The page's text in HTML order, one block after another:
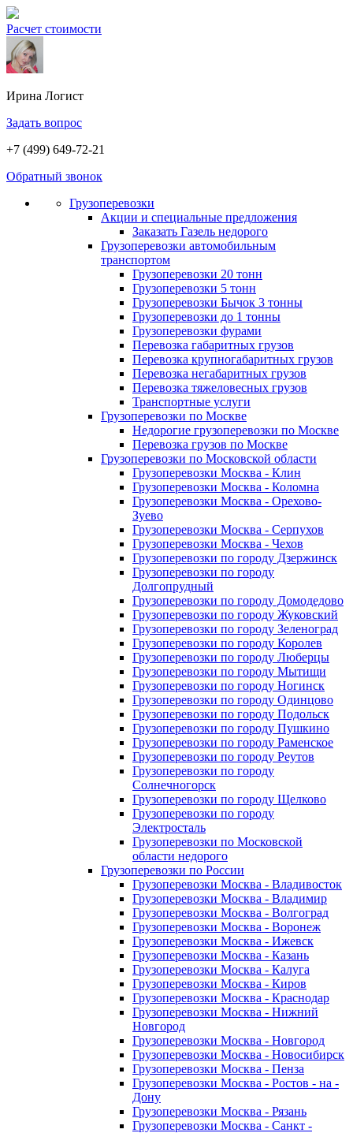
Расчет стоимости
Ирина Логист
Задать вопрос
+7 (499) 649-72-21
Обратный звонок
Грузоперевозки
Акции и специальные предложения
Заказать Газель недорого
Грузоперевозки автомобильным
транспортом
Грузоперевозки 20 тонн
Грузоперевозки 5 тонн
Грузоперевозки Бычок 3 тонны
Грузоперевозки до 1 тонны
Грузоперевозки фурами
Перевозка габаритных грузов
Перевозка крупногабаритных грузов
Перевозка негабаритных грузов
Перевозка тяжеловесных грузов
Транспортные услуги
Грузоперевозки по Москве
Недорогие грузоперевозки по Москве
Перевозка грузов по Москве
Грузоперевозки по Московской области
Грузоперевозки Москва - Клин
Грузоперевозки Москва - Коломна
Грузоперевозки Москва - Орехово-
Зуево
Грузоперевозки Москва - Серпухов
Грузоперевозки Москва - Чехов
Грузоперевозки по городу Дзержинск
Грузоперевозки по городу
Долгопрудный
Грузоперевозки по городу Домодедово
Грузоперевозки по городу Жуковский
Грузоперевозки по городу Зеленоград
Грузоперевозки по городу Королев
Грузоперевозки по городу Люберцы
Грузоперевозки по городу Мытищи
Грузоперевозки по городу Ногинск
Грузоперевозки по городу Одинцово
Грузоперевозки по городу Подольск
Грузоперевозки по городу Пушкино
Грузоперевозки по городу Раменское
Грузоперевозки по городу Реутов
Грузоперевозки по городу
Солнечногорск
Грузоперевозки по городу Щелково
Грузоперевозки по городу
Электросталь
Грузоперевозки по Московской
области недорого
Грузоперевозки по России
Грузоперевозки Москва - Владивосток
Грузоперевозки Москва - Владимир
Грузоперевозки Москва - Волгоград
Грузоперевозки Москва - Воронеж
Грузоперевозки Москва - Ижевск
Грузоперевозки Москва - Казань
Грузоперевозки Москва - Калуга
Грузоперевозки Москва - Киров
Грузоперевозки Москва - Краснодар
Грузоперевозки Москва - Нижний
Новгород
Грузоперевозки Москва - Новгород
Грузоперевозки Москва - Новосибирск
Грузоперевозки Москва - Пенза
Грузоперевозки Москва - Ростов - на -
Дону
Грузоперевозки Москва - Рязань
Грузоперевозки Москва - Санкт -